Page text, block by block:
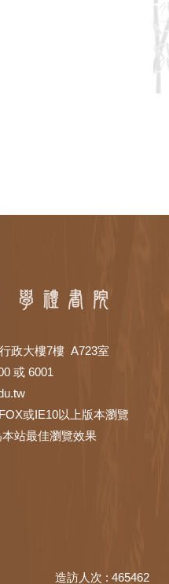
政大樓7樓 A723室
或 6001
或IE10以上版本瀏覽
站最佳瀏覽效果
造訪人次 : 465462